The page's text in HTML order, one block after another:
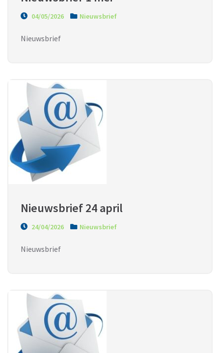
04/05/2026 Nieuwsbrief
Nieuwsbrief
Nieuwsbrief 24 april
24/04/2026 Nieuwsbrief
Nieuwsbrief